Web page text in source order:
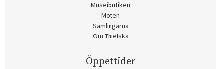
Museibutiken
Möten
Samlingarna
Om Thielska
Öppettider